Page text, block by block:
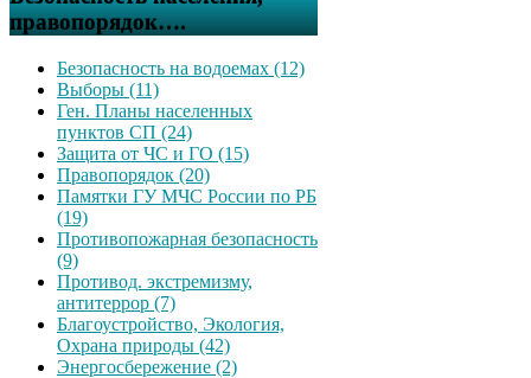
правопорядок….
Безопасность на водоемах (12)
Выборы (11)
Ген. Планы населенных
пунктов СП (24)
Защита от ЧС и ГО (15)
Правопорядок (20)
Памятки ГУ МЧС России по РБ
(19)
Противопожарная безопасность
(9)
Противод. экстремизму,
антитеррор (7)
Благоустройство, Экология,
Охрана природы (42)
Энергосбережение (2)